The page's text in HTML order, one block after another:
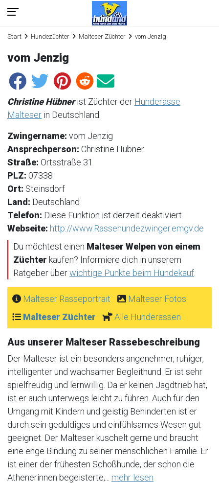
Start Hundezüchter Malteser Züchter vom Jenzig
vom Jenzig
Christine Hübnerist Züchter der Hunderasse
Malteser in Deutschland.
Zwingername: vom Jenzig
Ansprechperson: Christine Hübner
Straße: Ortsstraße 31
PLZ: 07338
Ort: Steinsdorf
Land: Deutschland
Telefon: Diese Funktion ist derzeit deaktiviert.
Webseite: http://www.Rassehundezwinger.emgv.de
Du möchtest einen Malteser Welpen von einem
Züchter kaufen? Informiere dich in unserem
Ratgeber überwichtige Punkte beim Hundekauf
Malteser Rasseportrait
Malteser Fotos
Malteser Züchter
Alle Hunderassen
Aus unserer Malteser Rassebeschreibung
Der Malteser ist ein besonders angenehmer, ruhiger,
intelligenter und wachsamer Begleithund. Er ist sehr
spielfreudig und lernwillig. Da er keinen Jagdtrieb hat,
ist er auch unterwegs leicht zu führen. Auch für den
Umgang mit Kindern und geistig Behinderten ist er
durch sein geduldiges und einfühlsames Wesen gut
geeignet. Der Malteser kuschelt gerne und braucht
eine enge Bindung zu seiner menschlichen Familie. Er
ist einer der frühesten Schoßhunde, der schon die
Athenerinnen begeisterte,... mehr lesen